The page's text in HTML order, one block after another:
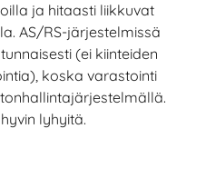
ja hitaasti liikkuvat
AS/RS-järjestelmissä
(ei kiinteiden
koska varastointi
lyhyitä.